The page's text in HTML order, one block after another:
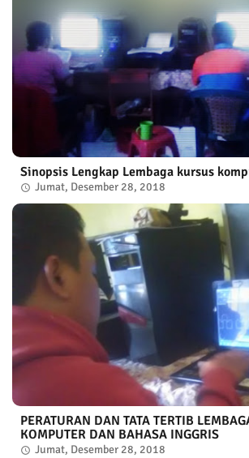
Sinopsis Lengkap Lembaga kursus
Jumat, Desember 28, 2018
PERATURAN DAN TATA TERTIB
KOMPUTER DAN BAHASA INGGRIS
Jumat, Desember 28, 2018